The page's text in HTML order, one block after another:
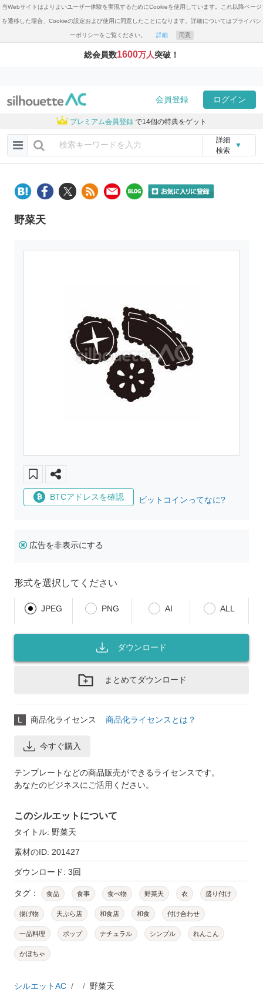
当Webサイトはよりよいユーザー体験を実現するためにCookieを使用しています。これ以降ページ
を遷移した場合、Cookieの設定および使用に同意したことになります。詳細についてはプライバシ
ーポリシーをご覧ください。 詳細 同意
総会員数1600万人突破！
会員登録 ログイン
プレミアム会員登録 で14個の特典をゲット
詳細
検索
▼
野菜天
BTCアドレスを確認 ビットコインってなに?
広告を非表示にする
形式を選択してください
JPEG PNG AI ALL
ダウンロード
まとめてダウンロード
L 商品化ライセンス 商品化ライセンスとは？
今すぐ購入
テンプレートなどの商品販売ができるライセンスです。
あなたのビジネスにご活用ください。
このシルエットについて
タイトル: 野菜天
素材のID: 201427
ダウンロード: 3回
タグ： 食品 食事 食べ物 野菜天 衣 盛り付け
揚げ物 天ぷら店 和食店 和食 付け合わせ
一品料理 ポップ ナチュラル シンプル れんこん
かぼちゃ
シルエットAC 野菜天